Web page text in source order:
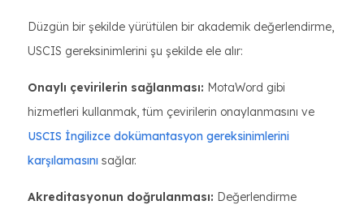
Düzgün bir şekilde yürütülen bir akademik değerlendirme,
USCIS gereksinimlerini şu şekilde ele alır:
Onaylı çevirilerin sağlanması: MotaWord gibi
hizmetleri kullanmak, tüm çevirilerin onaylanmasını ve
USCIS İngilizce dokümantasyon gereksinimlerini
karşılamasını sağlar.
Akreditasyonun doğrulanması: Değerlendirme